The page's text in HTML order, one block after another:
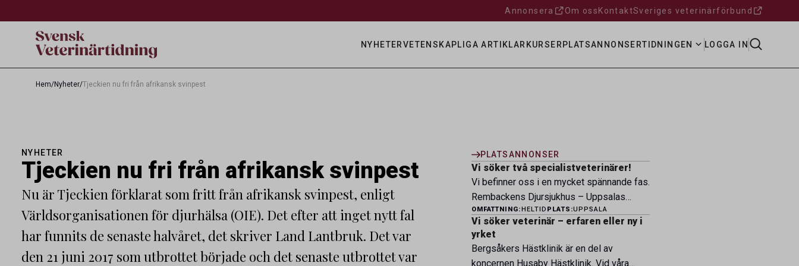
Annonsera Om oss KontaktSveriges veterinärförbund
NYHETERVETENSKAPLIGA ARTIKLAR KURSER PLATSANNONSERTIDNINGEN LOGGA IN
Hem/Nyheter/Tjeckien nu fri från afrikansk svinpest
NYHETER
Tjeckien nu fri från afrikansk svinpest
Nu är Tjeckien förklarat som fritt från afrikansk svinpest, enligt
Världsorganisationen för djurhälsa (OIE). Det efter att inget nytt fal
har funnits de senaste halvåret, det skriver Land Lantbruk. Det var
den 21 juni 2017 som utbrottet började och det senaste utbrottet var
PLATSANNONSER
Vi söker två specialistveterinärer!
Vi befinner oss i en mycket spännande fas.
Rembackens Djursjukhus – Uppsalas
ledande djursjukhus – expanderar nu sin
specialistverksamhet och söker
legitimerade veterinärer med
specialistkompetens som vill vara med
OMFATTNING:HELTID PLATS:UPPSALA
Vi söker veterinär – erfaren eller ny i
yrket
Bergsåkers Hästklinik är en del av
koncernen Husaby Hästklinik. Vid våra